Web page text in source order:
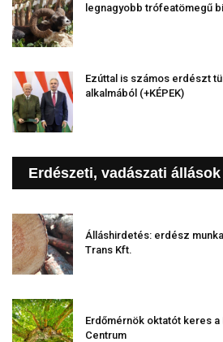
legnagyobb trófeatömegű
Ezúttal is számos erdészt
alkalmából (+KÉPEK)
Erdészeti, vadászati állások
Álláshirdetés: erdész
Trans Kft.
Erdőmérnök oktatót keres
Centrum